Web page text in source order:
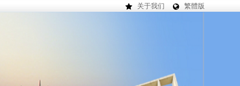
关于我们 繁體版